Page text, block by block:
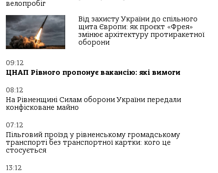
велопробіг
Від захисту України до спільного
щита Європи: як проєкт «Фрея»
змінює архітектуру протиракетної
оборони
09:12
ЦНАП Рівного пропонує вакансію: які вимоги
08:12
На Рівненщині Силам оборони України передали
конфісковане майно
07:12
Пільговий проїзд у рівненському громадському
транспорті без транспортної картки: кого це
стосується
13:12